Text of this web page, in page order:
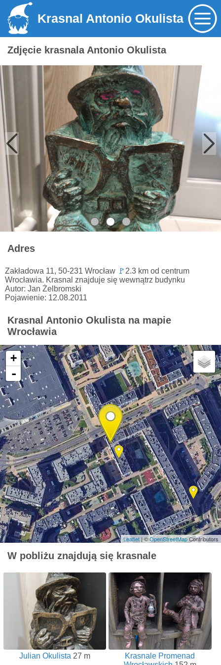
Krasnal Antonio Okulista
Zdjęcie krasnala Antonio Okulista
Adres
Zakładowa 11, 50-231 Wrocław 🚩 2.3 km od centrum
Wrocławia. Krasnal znajduje się wewnątrz budynku
Autor: Jan Żelbromski
Pojawienie: 12.08.2011
Krasnal Antonio Okulista na mapie
Wrocławia
+
-
Leaflet | ©OpenStreetMapContributors
W pobliżu znajdują się krasnale
Julian Okulista 27 m
Krasnale Promenad